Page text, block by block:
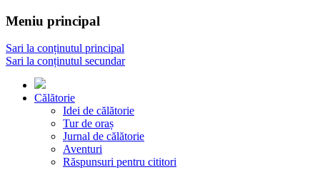
Meniu principal
Sari la conținutul principal
Sari la conținutul secundar
Călătorie
Idei de călătorie
Tur de oraș
Jurnal de călătorie
Aventuri
Răspunsuri pentru cititori